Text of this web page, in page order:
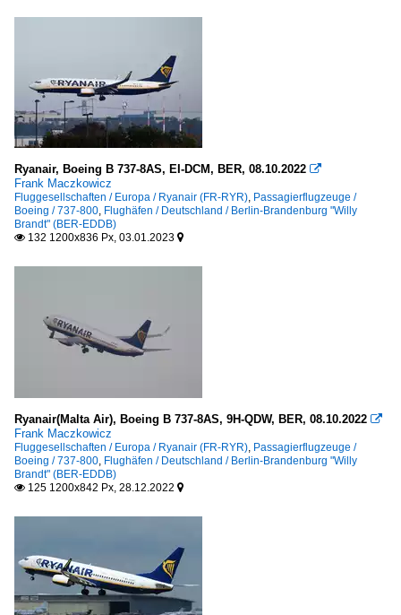
Ryanair, Boeing B 737-8AS, EI-DCM, BER, 08.10.2022 
Frank Maczkowicz
Fluggesellschaften / Europa / Ryanair (FR-RYR), Passagierflugzeuge /
Boeing / 737-800, Flughäfen / Deutschland / Berlin-Brandenburg "Willy
Brandt" (BER-EDDB)
 132 1200x836 Px, 03.01.2023 
Ryanair(Malta Air), Boeing B 737-8AS, 9H-QDW, BER, 08.10.2022 
Frank Maczkowicz
Fluggesellschaften / Europa / Ryanair (FR-RYR), Passagierflugzeuge /
Boeing / 737-800, Flughäfen / Deutschland / Berlin-Brandenburg "Willy
Brandt" (BER-EDDB)
 125 1200x842 Px, 28.12.2022 